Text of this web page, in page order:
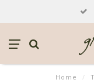
Home /